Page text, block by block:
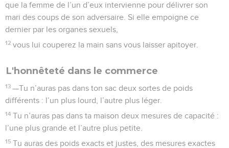
que la femme de l’un d’eux intervienne pour délivrer son
mari des coups de son adversaire. Si elle empoigne ce
dernier par les organes sexuels,
12 vous lui couperez la main sans vous laisser apitoyer.
L'honnêteté dans le commerce
13 —Tu n’auras pas dans ton sac deux sortes de poids
différents : l’un plus lourd, l’autre plus léger.
14 Tu n’auras pas dans ta maison deux mesures de capacité :
l’une plus grande et l’autre plus petite.
15 Tu auras des poids exacts et justes, des mesures exactes